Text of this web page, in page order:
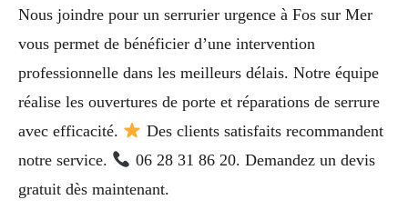
Nous joindre pour un serrurier urgence à Fos sur Mer
vous permet de bénéficier d’une intervention
professionnelle dans les meilleurs délais. Notre équipe
réalise les ouvertures de porte et réparations de serrure
avec efficacité.
Des clients satisfaits recommandent
notre service.
06 28 31 86 20. Demandez un devis
gratuit dès maintenant.